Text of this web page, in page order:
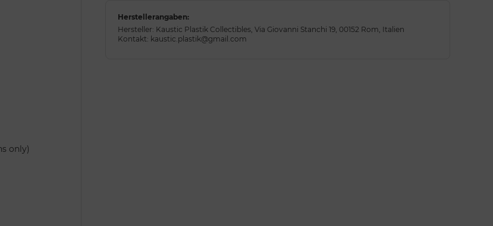
only)
Herstellerangaben:
Hersteller: Kaustic Plastik Collectibles, Via Giovanni Stanchi 19, 00152 Rom, Italien
Kontakt: kaustic.plastik@gmail.com